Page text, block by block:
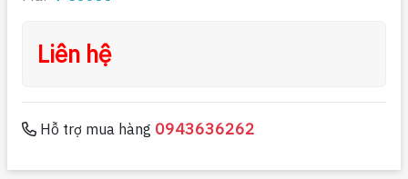
Liên hệ
Hỗ trợ mua hàng 0943636262